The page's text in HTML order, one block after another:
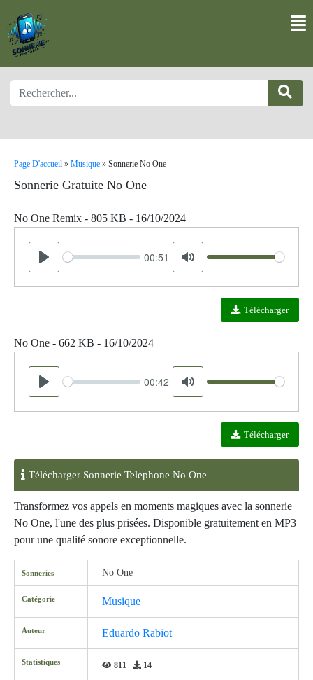
Page D'accueil » Musique » Sonnerie No One
Sonnerie Gratuite No One
No One Remix - 805 KB - 16/10/2024
Play
Seek 00:51
Mute
Volume
Télécharger
No One - 662 KB - 16/10/2024
Play
Seek 00:42
Mute
Volume
Télécharger
Télécharger Sonnerie Telephone No One
Transformez vos appels en moments magiques avec la sonnerie
No One, l'une des plus prisées. Disponible gratuitement en MP3
pour une qualité sonore exceptionnelle.
Sonneries No One
Catégorie Musique
Auteur Eduardo Rabiot
Statistiques 811 14